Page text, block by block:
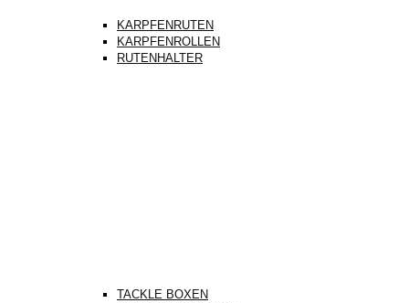
KARPFENRUTEN
KARPFENROLLEN
RUTENHALTER
TACKLE BOXEN